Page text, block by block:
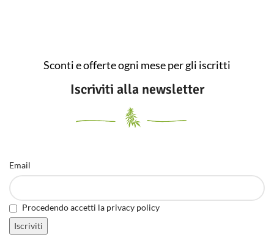
Sconti e offerte ogni mese per gli iscritti
Iscriviti alla newsletter
Email
Procedendo accetti la privacy policy